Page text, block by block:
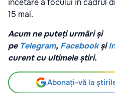
încetare a focului în cadrul
15 mai.
Acum ne puteți urmări și
pe Telegram, Facebookși
curent cu ultimele știri.
Abonați-vă la